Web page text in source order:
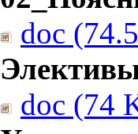
doc
doc (74